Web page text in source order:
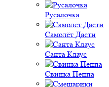
Русалочка
Самолёт Дасти
Санта Клаус
Свинка Пеппа